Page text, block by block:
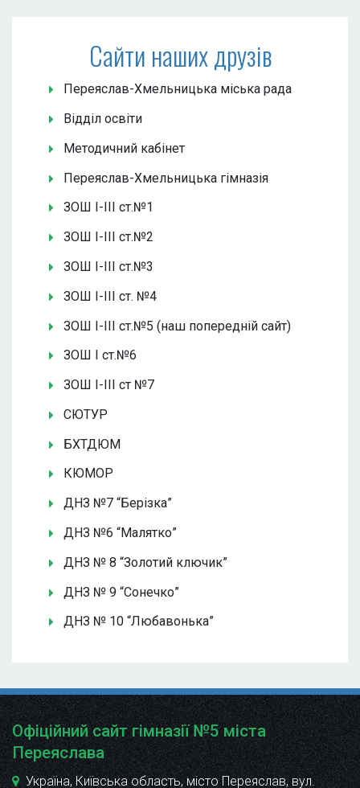
Сайти наших друзів
Переяслав-Хмельницька міська рада
Відділ освіти
Методичний кабінет
Переяслав-Хмельницька гімназія
ЗОШ І-ІІІ ст.№1
ЗОШ І-ІІІ ст.№2
ЗОШ І-ІІІ ст.№3
ЗОШ І-ІІІ ст. №4
ЗОШ І-ІІІ ст.№5 (наш попередній сайт)
ЗОШ І ст.№6
ЗОШ І-ІІІ ст №7
СЮТУР
БХТДЮМ
КЮМОР
ДНЗ №7 “Берізка”
ДНЗ №6 “Малятко”
ДНЗ № 8 “Золотий ключик”
ДНЗ № 9 “Сонечко”
ДНЗ № 10 “Любавонька”
Офіційний сайт гімназії №5 міста
Переяслава
Україна, Київська область, місто Переяслав, вул.